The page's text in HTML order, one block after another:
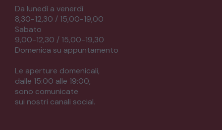
ARREDO DA GIARDINO
DECORAZIONI OGGETTISTICA ILLUMINAZIONE
Da lunedì a venerdì
8,30-12,30 / 15,00-19,00
Sabato
9,00-12,30 / 15,00-19,30
Domenica su appuntamento
Le aperture domenicali,
dalle 15:00 alle 19:00,
sono comunicate
sui nostri canali social.